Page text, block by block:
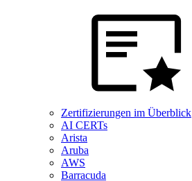
Zertifizierungen im Überblick
AI CERTs
Arista
Aruba
AWS
Barracuda